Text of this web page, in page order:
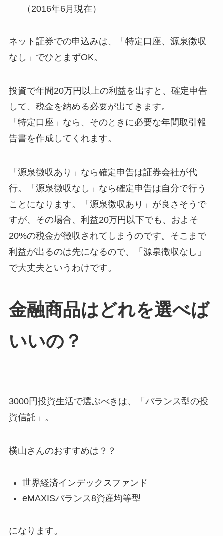
（2016年6月現在）
ネット証券での申込みは、「特定口座、源泉徴収
なし」でひとまずOK。
投資で年間20万円以上の利益を出すと、確定申告
して、税金を納める必要が出てきます。
「特定口座」なら、そのときに必要な年間取引報
告書を作成してくれます。
「源泉徴収あり」なら確定申告は証券会社が代
行。「源泉徴収なし」なら確定申告は自分で行う
ことになります。「源泉徴収あり」が良さそうで
すが、その場合、利益20万円以下でも、およそ
20%の税金が徴収されてしまうのです。そこまで
利益が出るのは先になるので、「源泉徴収なし」
で大丈夫というわけです。
金融商品はどれを選べば
いいの？
3000円投資生活で選ぶべきは、「バランス型の投
資信託」。
横山さんのおすすめは？？
世界経済インデックスファンド
eMAXISバランス8資産均等型
になります。